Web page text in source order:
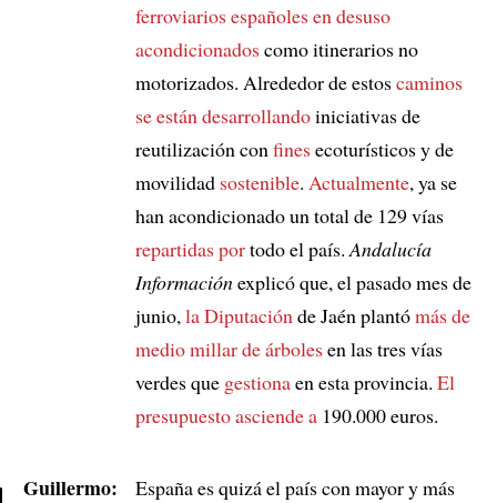
ferroviarios españoles en desuso
acondicionadoscomo itinerarios no
motorizados. Alrededor de estoscaminos
se están desarrollandoiniciativas de
reutilización con finesecoturísticos y de
movilidad sostenible. Actualmente, ya se
han acondicionado un total de 129 vías
repartidas portodo el país. Andalucía
Informaciónexplicó que, el pasado mes de
junio, la Diputación de Jaén plantómás de
medio millar de árbolesen las tres vías
verdes que gestionaen esta provincia. El
presupuesto asciende a190.000 euros.
Guillermo:
España es quizá el país con mayor y más